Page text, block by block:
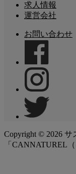
求人情報
運営会社
お問い合わせ
Copyright © 2026 サ
「CANNATUREL